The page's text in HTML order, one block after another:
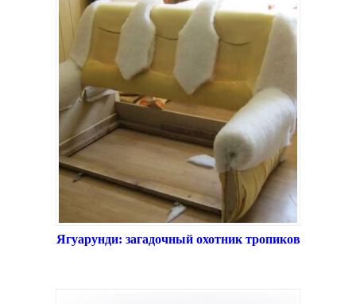
Ягуарунди: загадочный охотник тропиков